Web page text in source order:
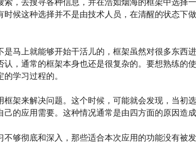
索，去搜寻各种信息，并在浩如烟海的框架中选择
时候这种选择并不是由技术人员，在清醒的状态下
是马上就能够开始干活儿的，框架虽然对很多东西
认，通常的框架本身也还是很复杂的。要想熟练的
学习过程的。
框架来解决问题。这个时候，可能就会发现，当初
己的应用需要。这种情况通常是由四方面的原因造成
不够彻底和深入，那些适合本次应用的功能没有被